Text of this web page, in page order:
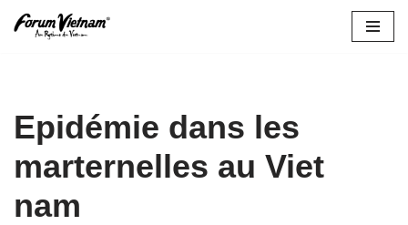
Epidémie dans les
marternelles au Viet
nam